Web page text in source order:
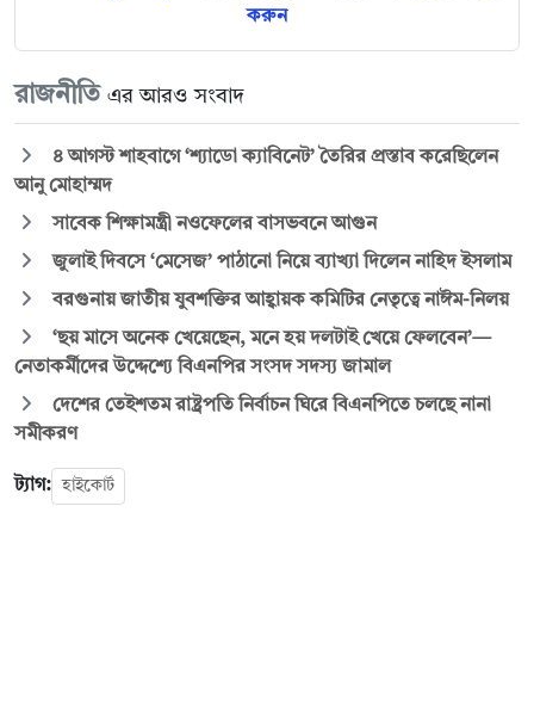
করুন
রাজনীতি এর আরও সংবাদ
৪ আগস্ট শাহবাগে ‘শ্যাডো ক্যাবিনেট’ তৈরির প্রস্তাব করেছিলেন
আনু মোহাম্মদ
সাবেক শিক্ষামন্ত্রী নওফেলের বাসভবনে আগুন
জুলাই দিবসে ‘মেসেজ’ পাঠানো নিয়ে ব্যাখ্যা দিলেন নাহিদ ইসলাম
বরগুনায় জাতীয় যুবশক্তির আহ্বায়ক কমিটির নেতৃত্বে নাঈম-নিলয়
‘ছয় মাসে অনেক খেয়েছেন, মনে হয় দলটাই খেয়ে ফেলবেন’—
নেতাকর্মীদের উদ্দেশ্যে বিএনপির সংসদ সদস্য জামাল
দেশের তেইশতম রাষ্ট্রপতি নির্বাচন ঘিরে বিএনপিতে চলছে নানা
সমীকরণ
ট্যাগ: হাইকোর্ট